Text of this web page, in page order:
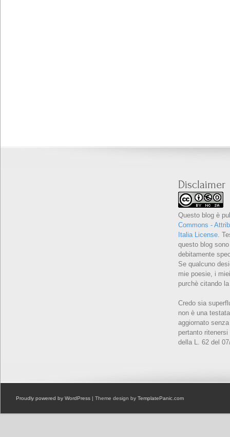
Disclaimer
Questo blog è
Commons -
Italia License.
questo blog
debitamente
Se qualcuno
mie poesie, i
purchè citando
Credo sia
non è una
aggiornato
pertanto
della L. 62 del
Proudly powered by WordPress | Theme design by TemplatePanic.com